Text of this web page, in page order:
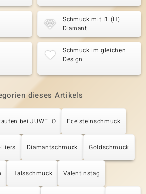
Schmuck mit I1 (H)
Diamant
Schmuck im gleichen
Design
dieses Artikels
bei JUWELO Edelsteinschmuck
Diamantschmuck Goldschmuck
Halsschmuck Valentinstag